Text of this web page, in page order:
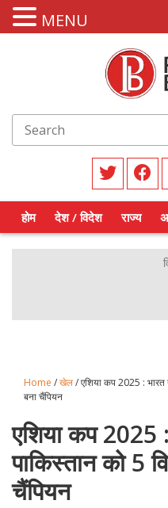
होम देश / विदेश राज्य
Home /खेल/ एशिया कप 2025 : भारत
बना चैंपियन
एशिया कप 2025
पाकिस्तान को 5
चैंपियन
MENU